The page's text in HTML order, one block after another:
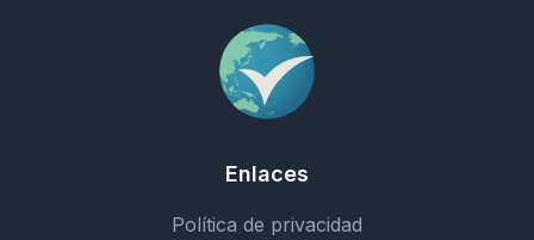
Enlaces
Política de privacidad